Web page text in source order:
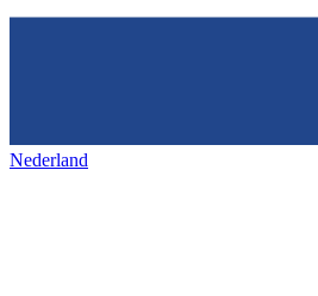
Nederland